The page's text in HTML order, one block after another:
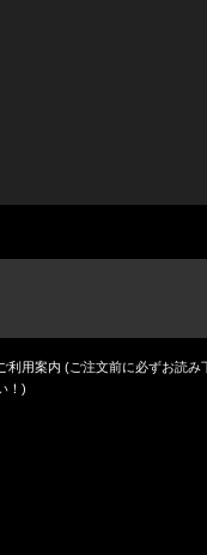
利用案内 (ご注文前に必ずお読み
！)